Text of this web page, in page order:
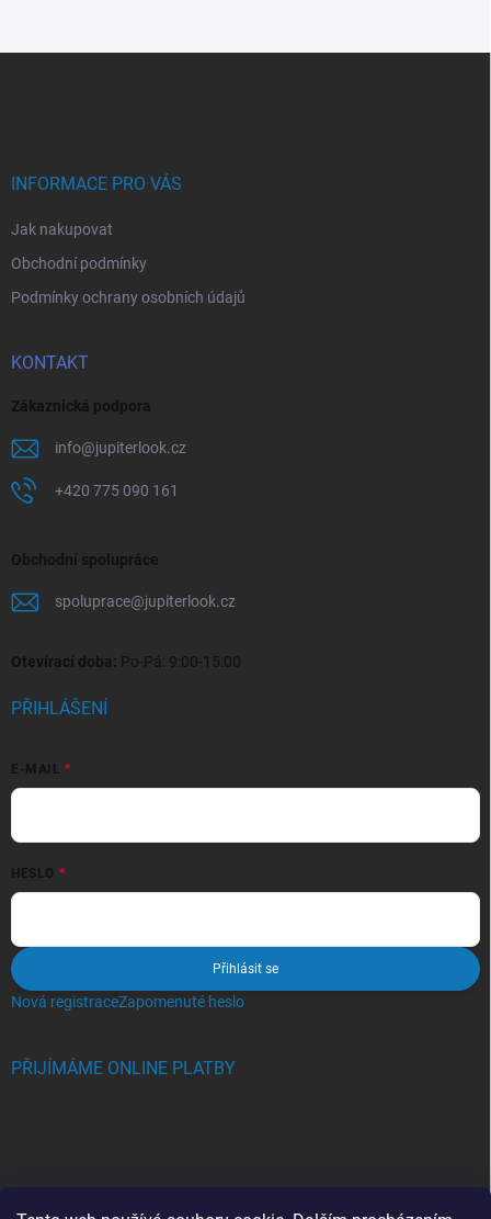
INFORMACE PRO VÁS
Jak nakupovat
Obchodní podmínky
Podmínky ochrany osobních údajů
KONTAKT
Zákaznická podpora
info@jupiterlook.cz
+420 775 090 161
Obchodní spolupráce
spoluprace@jupiterlook.cz
Otevírací doba: Po-Pá: 9:00-15:00
PŘIHLÁŠENÍ
E-MAIL
HESLO
Přihlásit se
Nová registraceZapomenuté heslo
PŘIJÍMÁME ONLINE PLATBY
BLOG